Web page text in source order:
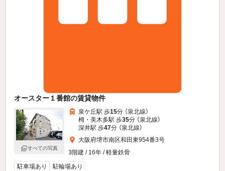
オースター１番館の賃貸物件
すべての写真
泉ケ丘駅 歩15分 （泉北線）
栂・美木多駅 歩35分 （泉北線）
深井駅 歩47分 （泉北線）
大阪府堺市南区和田東954番3号
3階建 / 16年 / 軽量鉄骨
駐車場あり
駐輪場あり